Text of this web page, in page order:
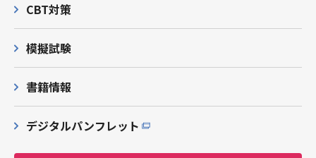
CBT対策
模擬試験
書籍情報
デジタルパンフレット